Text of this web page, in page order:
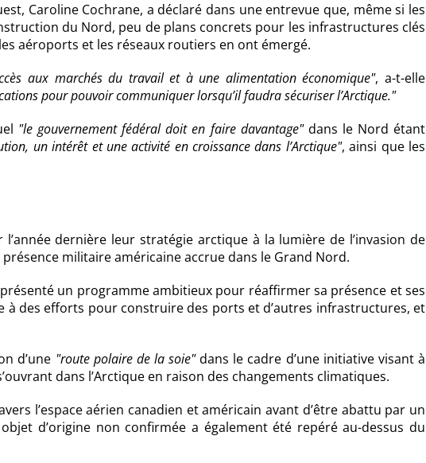
Caroline Cochrane, a déclaré dans une entrevue que, même si les
du Nord, peu de plans concrets pour les infrastructures clés
aéroports et les réseaux routiers en ont émergé.
aux marchés du travail et à une alimentation économique , a-t-elle
pour pouvoir communiquer lorsqu’il faudra sécuriser l’Arctique.
le gouvernement fédéral doit en faire davantage dans le Nord étant
un intérêt et une activité en croissance dans l’Arctique , ainsi que les
dernière leur stratégie arctique à la lumière de l’invasion de
militaire américaine accrue dans le Grand Nord.
présenté un programme ambitieux pour réaffirmer sa présence et ses
à des efforts pour construire des ports et d’autres infrastructures, et
d’une route polaire de la soie dans le cadre d’une initiative visant à
dans l’Arctique en raison des changements climatiques.
l’espace aérien canadien et américain avant d’être abattu par un
d’origine non confirmée a également été repéré au-dessus du